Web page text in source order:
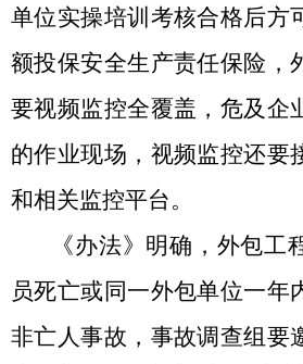
单位实操培训考核合格后方
额投保安全生产责任保险 ，
要视频监控全覆盖，危及企
的作业现场，视频监控还要
和相关监控平台。
《办法》 明确 ， 外包工
员死亡或同一外包单位一年
非亡人事故， 事故调查组要